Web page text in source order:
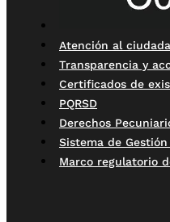
Atención al
Transparencia y
Certificados de
PQRSD
Derechos
Sistema de
Marco regulatorio